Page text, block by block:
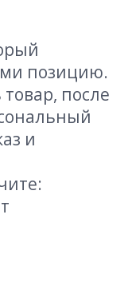
позицию.
после
и